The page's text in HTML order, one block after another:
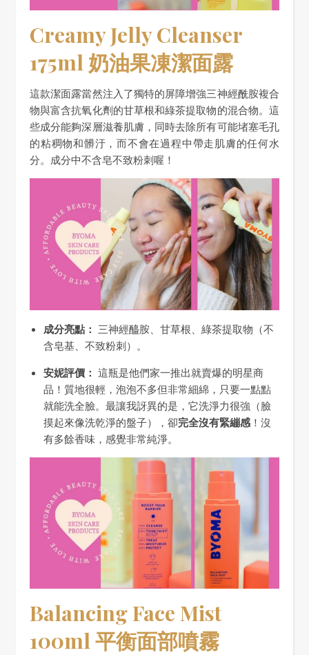
Creamy Jelly Cleanser
175ml 奶油果凍潔面露
這款潔面露當然注入了獨特的屏障增強三神經酰胺複合
物與富含抗氧化劑的甘草根和綠茶提取物的混合物。這
些成分能夠深層滋養肌膚，同時去除所有可能堵塞毛孔
的粘稠物和髒汙，而不會在過程中帶走肌膚的任何水
分。成分中不含皂不致粉刺喔！
成分亮點： 三神經醯胺、甘草根、綠茶提取物（不
含皂基、不致粉刺）。
安妮評價： 這瓶是他們家一推出就賣爆的明星商
品！質地很輕，泡泡不多但非常細綿，只要一點點
就能洗全臉。最讓我訝異的是，它洗淨力很強（臉
摸起來像洗乾淨的盤子），卻完全沒有緊繃感 ！沒
有多餘香味，感覺非常純淨。
Balancing Face Mist
100ml 平衡面部噴霧